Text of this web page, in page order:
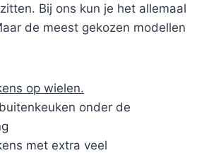
Bij ons kun je het allemaal
de meest gekozen modellen
op wielen.
onder de
met extra veel